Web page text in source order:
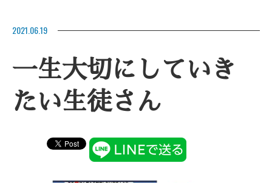
2021.06.19
一生大切にしていき
たい生徒さん